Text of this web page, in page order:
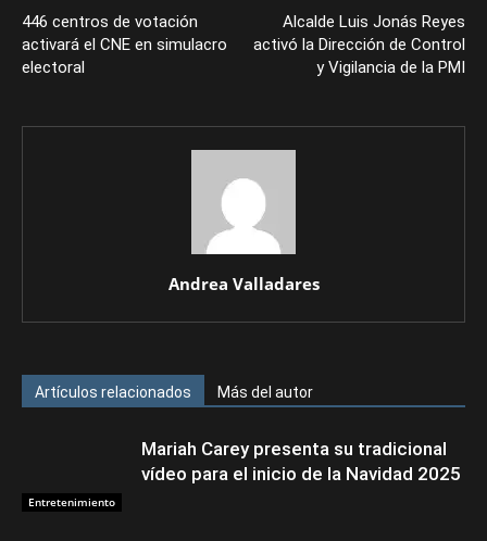
446 centros de votación
activará el CNE en simulacro
electoral
Alcalde Luis Jonás Reyes
activó la Dirección de Control
y Vigilancia de la PMI
Andrea Valladares
Artículos relacionados Más del autor
Entretenimiento
Mariah Carey presenta su tradicional
vídeo para el inicio de la Navidad 2025